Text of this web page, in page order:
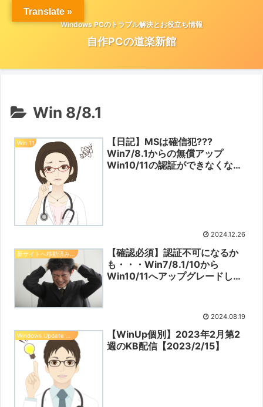
Windows PCのトラブル解決とお役立ち情報
自作PCの道楽新館
Win 8/8.1
Win 11
【日記】MSは確信犯???
Win7/8.1からの無償アップ
Win10/11の認証ができなくなる
2024.12.26
【確認必須】認証不可になるか
も・・・Win7/8.1/10から
Win10/11へアップグレードした
2024.08.19
【WinUp個別】2023年2月第2
週のKB配信【2023/2/15】
Translate »